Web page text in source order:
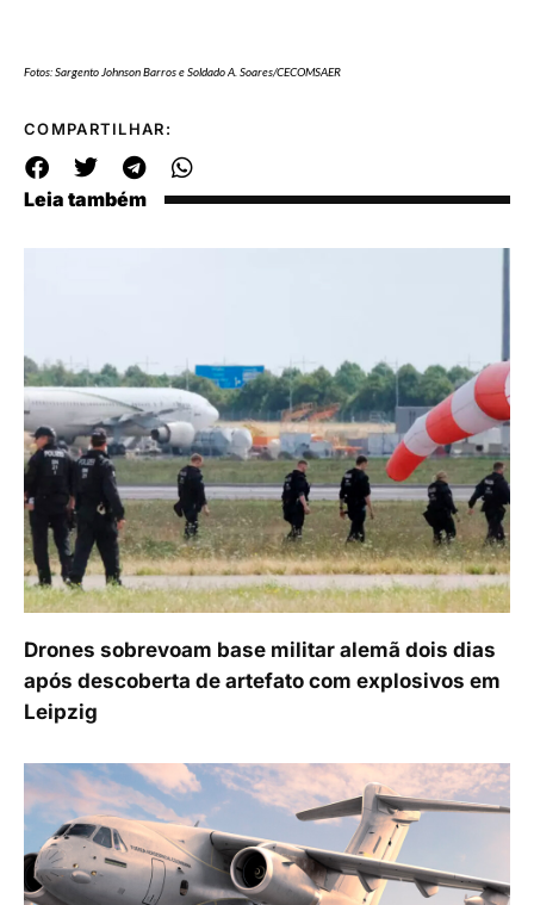
Fotos: Sargento Johnson Barros e Soldado A. Soares/CECOMSAER
COMPARTILHAR:
Leia também
Drones sobrevoam base militar alemã dois dias
após descoberta de artefato com explosivos em
Leipzig